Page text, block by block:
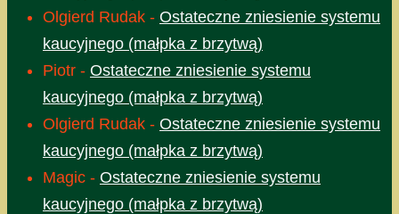
Olgierd Rudak - Ostateczne zniesienie systemu
kaucyjnego (małpka z brzytwą)
Piotr - Ostateczne zniesienie systemu
kaucyjnego (małpka z brzytwą)
Olgierd Rudak - Ostateczne zniesienie systemu
kaucyjnego (małpka z brzytwą)
Magic - Ostateczne zniesienie systemu
kaucyjnego (małpka z brzytwą)